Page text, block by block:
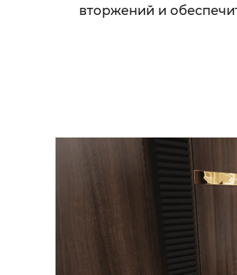
вторжений и